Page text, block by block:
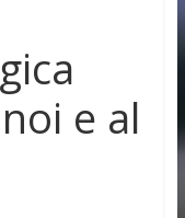
e al